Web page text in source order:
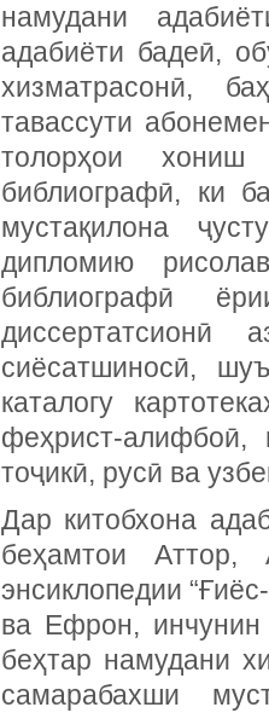
намудани
адабиёти бадеӣ,
хизматрасонӣ,
тавассути
толорҳои
библиографӣ, ки
мустақилона
дипломию
библиографӣ
диссертатсионӣ
сиёсатшиносӣ,
каталогу
феҳрист-алифбоӣ,
тоҷикӣ, русӣ ва
Дар китобхона
беҳамтои Аттор,
энсиклопедии
ва Ефрон, инчунин
беҳтар намудани
самарабахши